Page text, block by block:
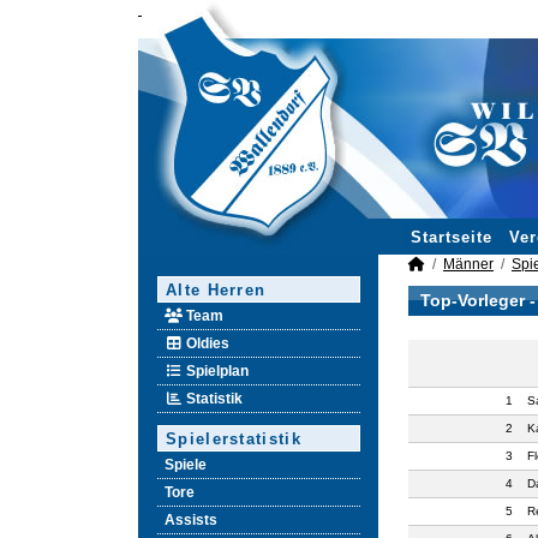
Startseite
Alte Herren
Team
Oldies
Spielplan
Statistik
Spielerstatistik
Spiele
Tore
Assists
Männer
Top-Vorleger
1
2
3
4
5